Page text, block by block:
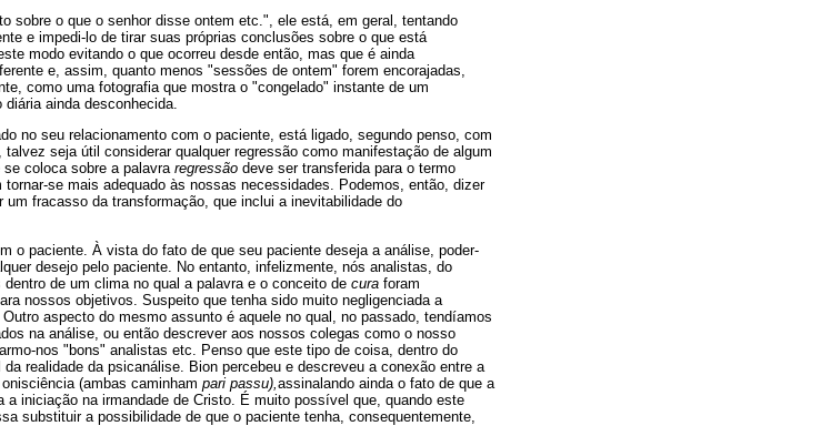
sobre o que o senhor disse ontem etc.", ele está, em geral, tentando
e impedi-lo de tirar suas próprias conclusões sobre o que está
modo evitando o que ocorreu desde então, mas que é ainda
e, assim, quanto menos "sessões de ontem" forem encorajadas,
como uma fotografia que mostra o "congelado" instante de um
ainda desconhecida.
no seu relacionamento com o paciente, está ligado, segundo penso, com
talvez seja útil considerar qualquer regressão como manifestação de algum
coloca sobre a palavraregressão deve ser transferida para o termo
se mais adequado às nossas necessidades. Podemos, então, dizer
fracasso da transformação, que inclui a inevitabilidade do
o paciente. À vista do fato de que seu paciente deseja a análise, poder-
desejo pelo paciente. No entanto, infelizmente, nós analistas, do
de um clima no qual a palavra e o conceito de cura foram
nossos objetivos. Suspeito que tenha sido muito negligenciada a
aspecto do mesmo assunto é aquele no qual, no passado, tendíamos
na análise, ou então descrever aos nossos colegas como o nosso
nos "bons" analistas etc. Penso que este tipo de coisa, dentro do
realidade da psicanálise. Bion percebeu e descreveu a conexão entre a
(ambas caminham pari passu), assinalando ainda o fato de que a
iniciação na irmandade de Cristo. É muito possível que, quando este
substituir a possibilidade de que o paciente tenha, consequentemente,